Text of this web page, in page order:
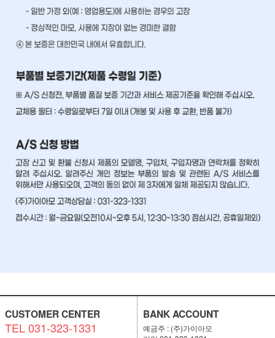
CUSTOMER CENTER
TEL 031-323-1331
BANK ACCOUNT
예금주 : (주)가이아모